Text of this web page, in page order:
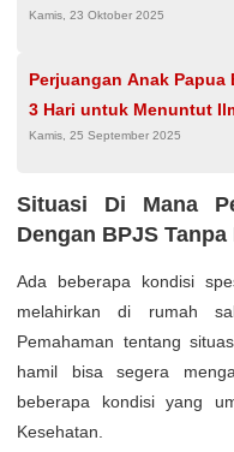
Kamis, 23 Oktober 2025
Perjuangan Anak Papua
3 Hari untuk Menuntut
Kamis, 25 September 2025
Situasi Di Mana
Dengan BPJS
Ada beberapa kondisi
melahirkan di rumah
Pemahaman tentang
hamil bisa segera
beberapa kondisi yang
Kesehatan.